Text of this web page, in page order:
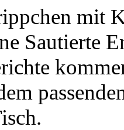
mit
Sautierte